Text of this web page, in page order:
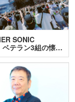
SONIC
ベテラン3組の懐…